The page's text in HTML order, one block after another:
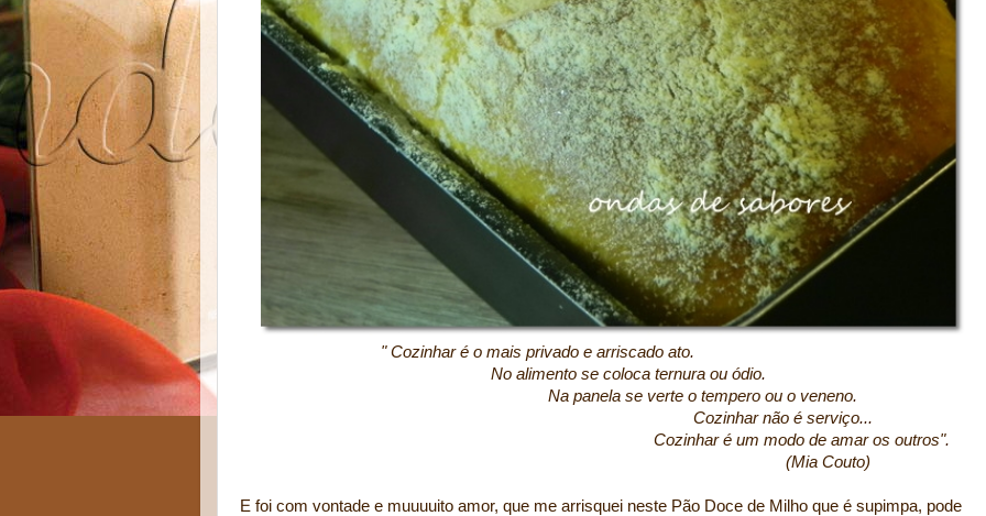
" Cozinhar é o mais privado e arriscado ato.
No alimento se coloca ternura ou ódio.
Na panela se verte o tempero ou o veneno.
Cozinhar não é serviço...
Cozinhar é um modo de amar os outros".
(Mia Couto)
E foi com vontade e muuuuito amor, que me arrisquei neste Pão Doce de Milho que é supimpa, pode